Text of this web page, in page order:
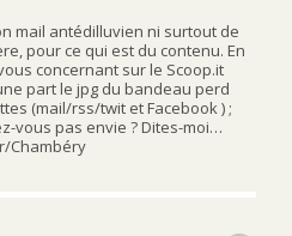
mail antédilluvien ni surtout de
pour ce qui est du contenu. En
concernant sur le Scoop.it
part le jpg du bandeau perd
(mail/rss/twit et Facebook ) ;
vous pas envie ? Dites-moi…
Chambéry